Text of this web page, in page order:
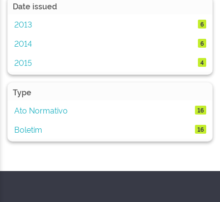
Date issued
2013
6
2014 6
2015 4
Type
Ato Normativo
16
Boletim 16